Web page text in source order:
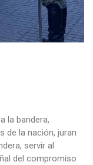
la bandera,
de la nación, juran
servir al
del compromiso